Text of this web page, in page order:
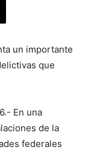
un importante
que
En una
de la
federales